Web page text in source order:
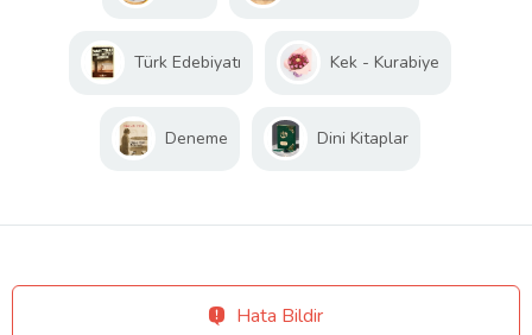
Türk Edebiyatı Kek - Kurabiye
Deneme Dini Kitaplar
Hata Bildir